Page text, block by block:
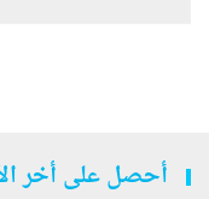
أحصل على أخر